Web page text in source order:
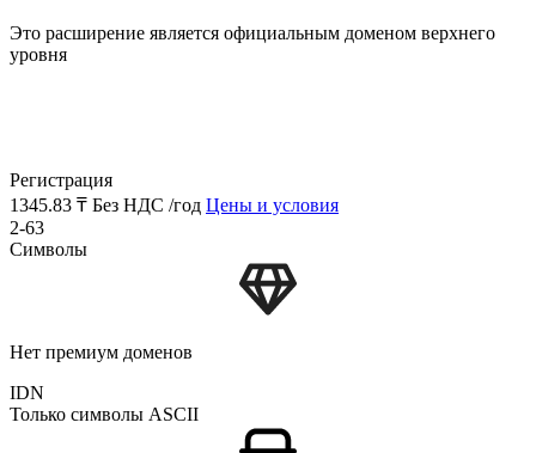
Это расширение является официальным доменом верхнего
уровня
Регистрация
1345.83 ₸ Без НДС /год Цены и условия
2-63
Символы
Нет премиум доменов
IDN
Только символы ASCII